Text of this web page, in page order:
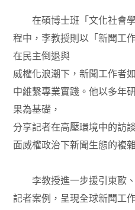
在碩博士班「文化社會學
程中，李教授則以「新聞工
在民主倒退與
威權化浪潮下，新聞工作者
中維繫專業實踐。他以多年
果為基礎，
分享記者在高壓環境中的訪
面威權政治下新聞生態的複
李教授進一步援引東歐、
記者案例，呈現全球新聞工